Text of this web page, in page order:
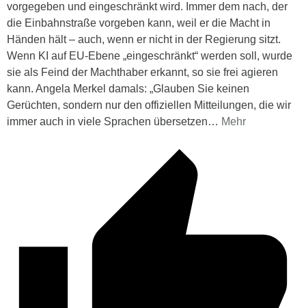
vorgegeben und eingeschränkt wird. Immer dem nach, der
die Einbahnstraße vorgeben kann, weil er die Macht in
Händen hält – auch, wenn er nicht in der Regierung sitzt.
Wenn KI auf EU-Ebene „eingeschränkt“ werden soll, wurde
sie als Feind der Machthaber erkannt, so sie frei agieren
kann. Angela Merkel damals: „Glauben Sie keinen
Gerüchten, sondern nur den offiziellen Mitteilungen, die wir
immer auch in viele Sprachen übersetzen… Mehr